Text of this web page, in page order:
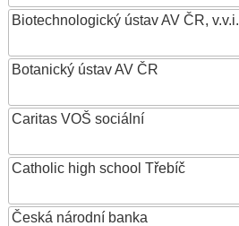
Biotechnologický ústav AV ČR, v.v.i.
Botanický ústav AV ČR
Caritas VOŠ sociální
Catholic high school Třebíč
Česká národní banka